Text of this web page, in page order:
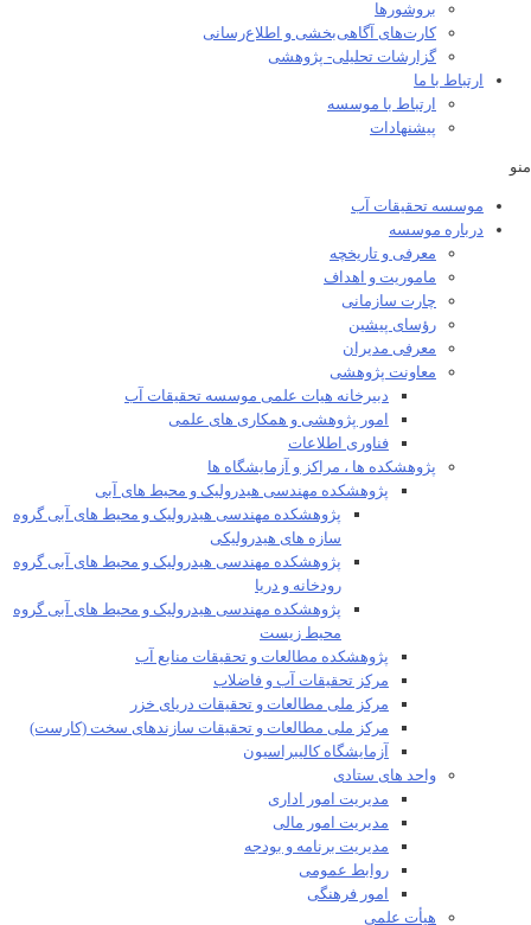
بروشورها
کارت‌های آگاهی‌بخشی و اطلاع‌رسانی
گزارشات تحلیلی- پژوهشی
ارتباط با ما
ارتباط با موسسه
پیشنهادات
منو
موسسه تحقیقات آب
درباره موسسه
معرفی و تاریخچه
ماموریت و اهداف
چارت سازمانی
رؤسای پیشین
معرفی مدیران
معاونت پژوهشی
دبیرخانه هیات علمی موسسه تحقیقات آب
امور پژوهشی و همکاری های علمی
فناوری اطلاعات
پژوهشکده ها ، مراکز و آزمایشگاه ها
پژوهشکده مهندسی هیدرولیک و محیط های آبی
پژوهشکده مهندسی هیدرولیک و محیط های آبی گروه
سازه های هیدرولیکی
پژوهشکده مهندسی هیدرولیک و محیط های آبی گروه
رودخانه و دریا
پژوهشکده مهندسی هیدرولیک و محیط های آبی گروه
محیط زیست
پژوهشکده مطالعات و تحقیقات منابع آب
مرکز تحقیقات آب و فاضلاب
مرکز ملی مطالعات و تحقیقات دریای خزر
مرکز ملی مطالعات و تحقیقات سازندهای سخت (کارست)
آزمایشگاه کالیبراسیون
واحد های ستادی
مدیریت امور اداری
مدیریت امور مالی
مدیریت برنامه و بودجه
روابط عمومی
امور فرهنگی
هیأت علمی​